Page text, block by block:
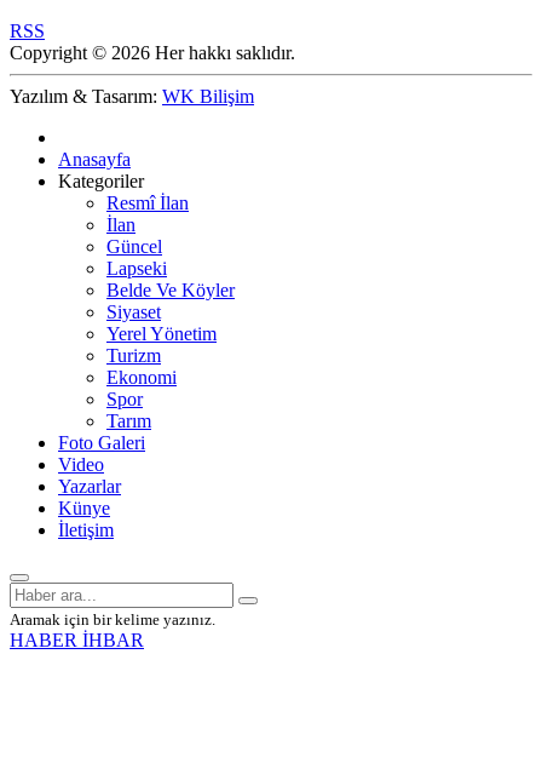
RSS
Copyright © 2026 Her hakkı saklıdır.
Yazılım & Tasarım: WK Bilişim
Anasayfa
Kategoriler
Resmî İlan
İlan
Güncel
Lapseki
Belde Ve Köyler
Siyaset
Yerel Yönetim
Turizm
Ekonomi
Spor
Tarım
Foto Galeri
Video
Yazarlar
Künye
İletişim
Aramak için bir kelime yazınız.
HABER İHBAR